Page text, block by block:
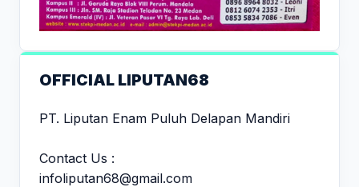
OFFICIAL LIPUTAN68
PT. Liputan Enam Puluh Delapan Mandiri
Contact Us :
infoliputan68@gmail.com